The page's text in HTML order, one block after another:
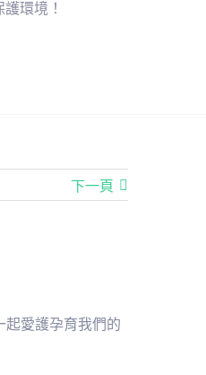
環境！
下一頁
起愛護孕育我們的